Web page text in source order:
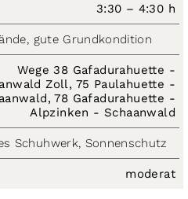
3:30 – 4:30 h
gute Grundkondition
Wege 38 Gafadurahuette -
Zoll, 75 Paulahuette -
78 Gafadurahuette -
Alpzinken - Schaanwald
Schuhwerk, Sonnenschutz
moderat